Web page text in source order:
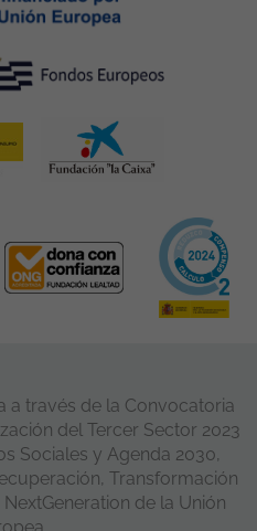
a través de la Convocatoria
del Tercer Sector 2023
Sociales y Agenda 2030,
Transformación
de la Unión